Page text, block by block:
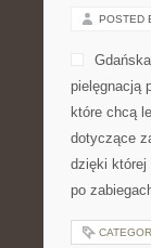
POSTED
pielęgnacją
które chcą
dotyczące
dzięki której
po